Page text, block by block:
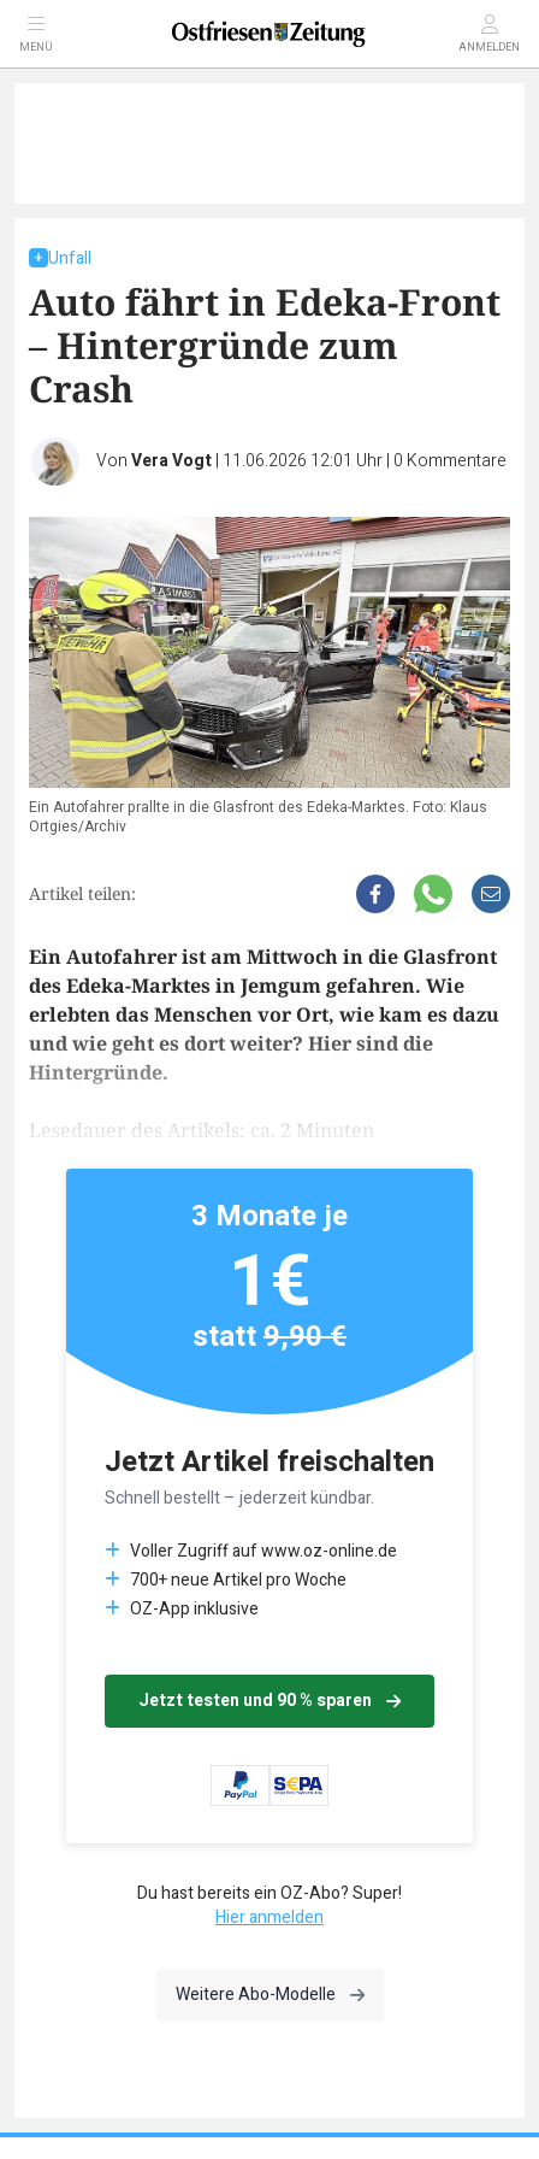
MENÜ ANMELDEN
Unfall
Auto fährt in Edeka-Front
– Hintergründe zum
Crash
VonVera Vogt| 11.06.2026 12:01 Uhr| 0 Kommentare
Ein Autofahrer prallte in die Glasfront des Edeka-Marktes. Foto: Klaus
Ortgies/Archiv
Artikel teilen:
Ein Autofahrer ist am Mittwoch in die Glasfront
des Edeka-Marktes in Jemgum gefahren. Wie
erlebten das Menschen vor Ort, wie kam es dazu
und wie geht es dort weiter? Hier sind die
Hintergründe.
Lesedauer des Artikels: ca. 2 Minuten
Jetzt Artikel freischalten
Schnell bestellt – jederzeit kündbar.
Voller Zugriff auf www.oz-online.de
700+ neue Artikel pro Woche
OZ-App inklusive
Jetzt testen und 90 % sparen
3 Monate je
1€
statt9,90 €
Du hast bereits ein OZ-Abo? Super!
Hier anmelden
Weitere Abo-Modelle